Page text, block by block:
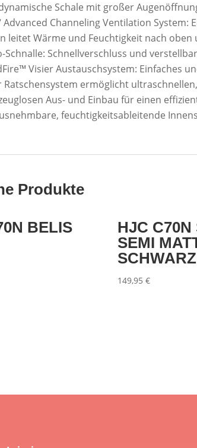
Schale mit großer
Advanced Channeling Ventilation
leitet Wärme und Feuchtigkeit nach oben
Schnalle: Schnellverschluss und
Visier Austauschsystem: Einfaches
Ratschensystem ermöglicht
Aus- und Einbau für einen
feuchtigkeitsableitende
Produkte
BELIS
HJC C70N
SEMI
SCHWARZ
149,95 €